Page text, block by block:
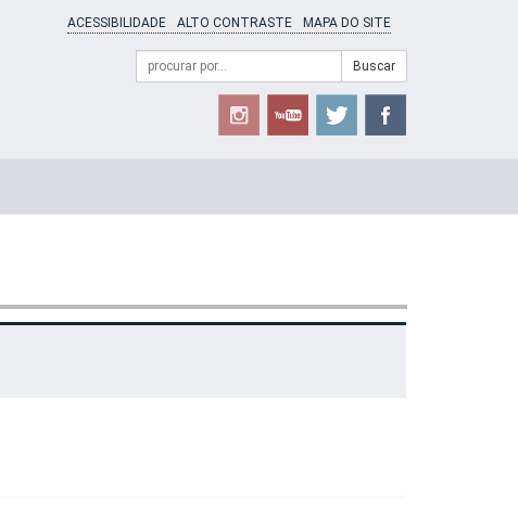
ACESSIBILIDADE ALTO CONTRASTE MAPA DO SITE
Formulário
Campo
de
Buscar